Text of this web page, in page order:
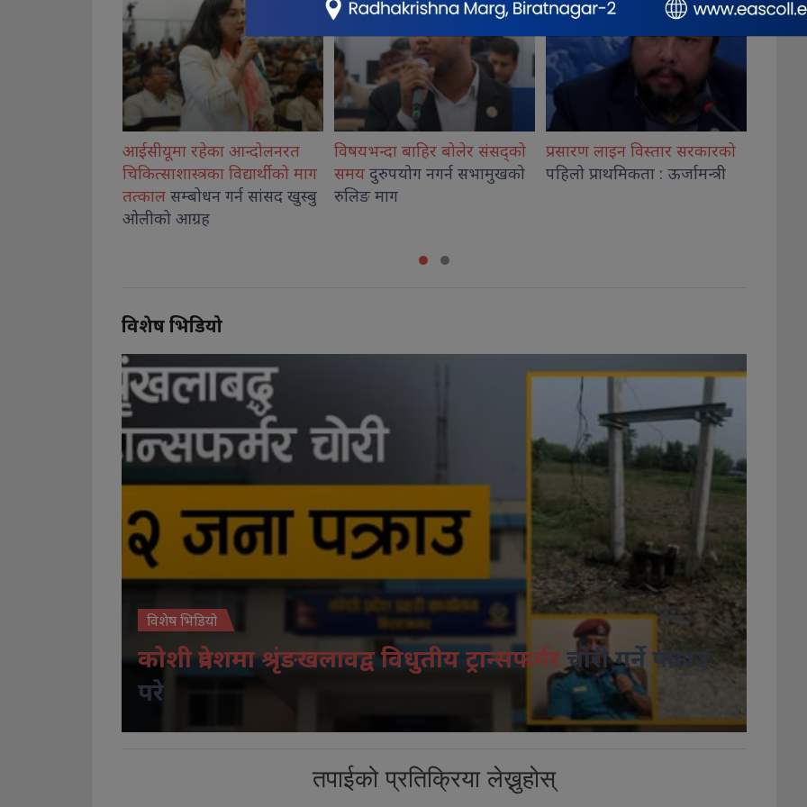
विषयभन्दा बाहिर बोलेर संसद्को
समय दुरुपयोग नगर्न सभामुखको
रुलिङ माग
प्रसारण लाइन विस्तार सरकारको
पहिलो प्राथमिकता : ऊर्जामन्त्री
सांसद यादवको प्रश्न : ढल्केबरको
ट्रमा सेन्टर योजना कहाँ हरायो ?
विशेष भिडियो
विशेष भिडियो
कोशी प्रदेशमा श्रृंङखलावद्व विधुतीय ट्रान्सफर्मरचोरी गर्ने पक्राउ
परे
तपाईको प्रतिक्रिया लेख्नुहोस्